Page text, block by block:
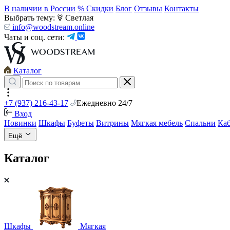
В наличии в России % Скидки Блог Отзывы Контакты
Выбрать тему:
Светлая
info@woodstream.online
Чаты и соц. сети:
Каталог
+7 (937) 216-43-17
Ежедневно 24/7
Вход
Новинки Шкафы Буфеты Витрины Мягкая мебель Спальни
Ещё
Каталог
Шкафы Мягкая